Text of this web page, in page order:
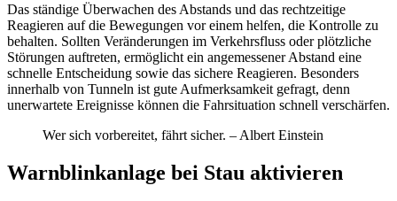
Das ständige Überwachen des Abstands und das rechtzeitige
Reagieren auf die Bewegungen vor einem helfen, die Kontrolle zu
behalten. Sollten Veränderungen im Verkehrsfluss oder plötzliche
Störungen auftreten, ermöglicht ein angemessener Abstand eine
schnelle Entscheidung sowie das sichere Reagieren. Besonders
innerhalb von Tunneln ist gute Aufmerksamkeit gefragt, denn
unerwartete Ereignisse können die Fahrsituation schnell verschärfen.
Wer sich vorbereitet, fährt sicher. – Albert Einstein
Warnblinkanlage bei Stau aktivieren